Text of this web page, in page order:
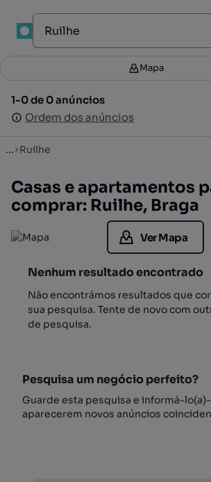
Filtros 1
1-0 de 0 anúncios
Ordem dos anúncios
Mapa
1-0 de 0 anúncios
Ordem dos anúncios
... Ruilhe
Casas e apartamentos
comprar: Ruilhe, Braga
Ver Mapa
Nenhum resultado encontrado
Não encontrámos resultados que
sua pesquisa. Tente de novo com
de pesquisa.
Pesquisa um negócio perfeito?
Guarde esta pesquisa e informá-
aparecerem novos anúncios